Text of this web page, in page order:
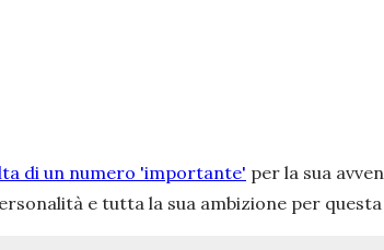
di un numero 'importante' per la sua
e tutta la sua ambizione per